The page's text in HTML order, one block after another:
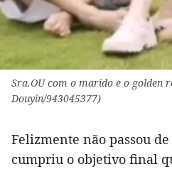
Sra.OU com o marido e o golden
Douyin/943045377)
Felizmente não passou
cumpriu o objetivo final